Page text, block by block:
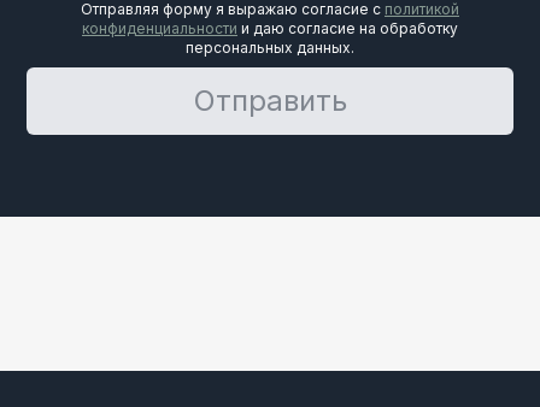
Отправляя форму я выражаю согласие с политикой
конфиденциальности и даю согласие на обработку
персональных данных.
Отправить